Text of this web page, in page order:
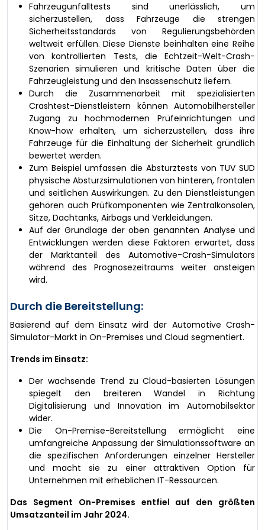
Fahrzeugunfalltests sind unerlässlich, um
sicherzustellen, dass Fahrzeuge die strengen
Sicherheitsstandards von Regulierungsbehörden
weltweit erfüllen. Diese Dienste beinhalten eine Reihe
von kontrollierten Tests, die Echtzeit-Welt-Crash-
Szenarien simulieren und kritische Daten über die
Fahrzeugleistung und den Insassenschutz liefern.
Durch die Zusammenarbeit mit spezialisierten
Crashtest-Dienstleistern können Automobilhersteller
Zugang zu hochmodernen Prüfeinrichtungen und
Know-how erhalten, um sicherzustellen, dass ihre
Fahrzeuge für die Einhaltung der Sicherheit gründlich
bewertet werden.
Zum Beispiel umfassen die Absturztests von TUV SUD
physische Absturzsimulationen von hinteren, frontalen
und seitlichen Auswirkungen. Zu den Dienstleistungen
gehören auch Prüfkomponenten wie Zentralkonsolen,
Sitze, Dachtanks, Airbags und Verkleidungen.
Auf der Grundlage der oben genannten Analyse und
Entwicklungen werden diese Faktoren erwartet, dass
der Marktanteil des Automotive-Crash-Simulators
während des Prognosezeitraums weiter ansteigen
wird.
Durch die Bereitstellung:
Basierend auf dem Einsatz wird der Automotive Crash-
Simulator-Markt in On-Premises und Cloud segmentiert.
Trends im Einsatz:
Der wachsende Trend zu Cloud-basierten Lösungen
spiegelt den breiteren Wandel in Richtung
Digitalisierung und Innovation im Automobilsektor
wider.
Die On-Premise-Bereitstellung ermöglicht eine
umfangreiche Anpassung der Simulationssoftware an
die spezifischen Anforderungen einzelner Hersteller
und macht sie zu einer attraktiven Option für
Unternehmen mit erheblichen IT-Ressourcen.
Das Segment On-Premises entfiel auf den größten
Umsatzanteil im Jahr 2024.